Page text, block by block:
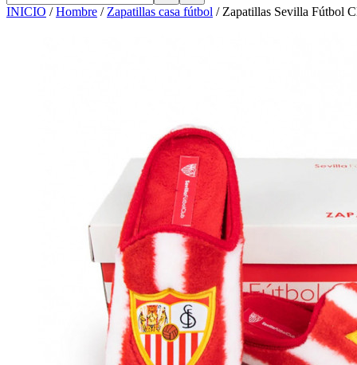
INICIO /Hombre / Zapatillas casa fútbol / Zapatillas Sevilla Fútbol